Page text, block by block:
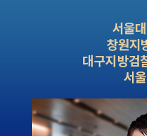
서울
창원지
대구지방검
서